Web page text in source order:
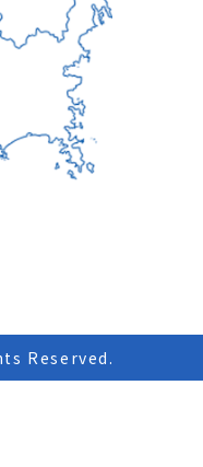
Reserved.